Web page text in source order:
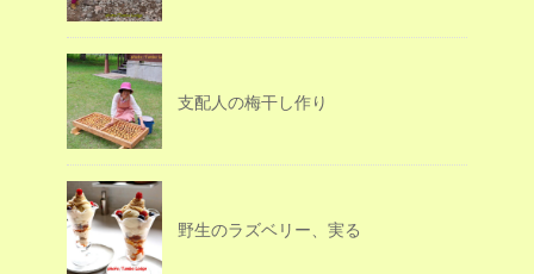
支配人の梅干し作り
野生のラズベリー、実る